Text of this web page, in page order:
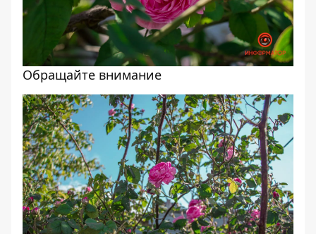
Обращайте внимание